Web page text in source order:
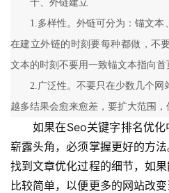
十、外链建立
1.多样性。外链可分为：锚文本
在建立外链的时刻要每种都做，不
文本的时刻不要用一致锚文本指向首
2.广泛性。不要只在少数几个
越多结果会愈来愈差，要扩大范围，
如果在Seo关键字排名优
崭露头角，必须掌握更好的方
找到文章优化过程的细节，如
比较简单，以便更多的网站改